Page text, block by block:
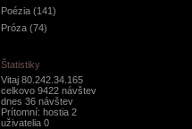
Poézia (141)
Próza (74)
Štatistiky
Vitaj 80.242.34.165
celkovo 9422 návštev
dnes 36 návštev
Prítomní: hostia 2
uživatelia 0